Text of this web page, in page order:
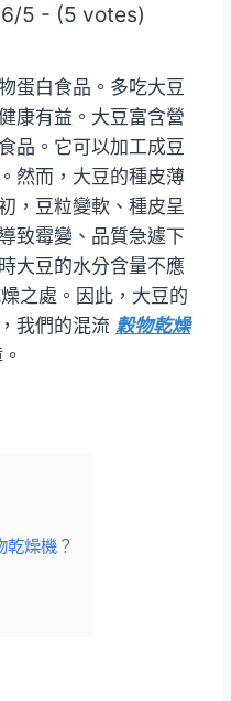
5 - (5 votes)
蛋白食品。多吃大豆
康有益。大豆富含營
品。它可以加工成豆
然而，大豆的種皮薄
，豆粒變軟、種皮呈
致霉變、品質急遽下
大豆的水分含量不應
之處。因此，大豆的
我們的混流 穀物乾燥
乾燥機？